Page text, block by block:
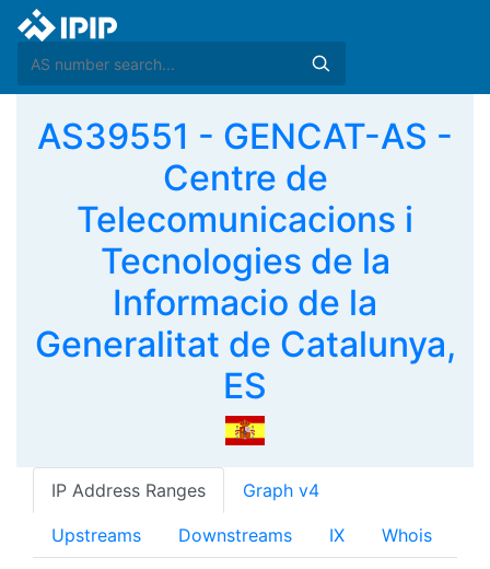
AS39551 - GENCAT-AS -
Centre de
Telecomunicacions i
Tecnologies de la
Informacio de la
Generalitat de Catalunya,
ES
IP Address Ranges Graph v4
Upstreams Downstreams IX Whois